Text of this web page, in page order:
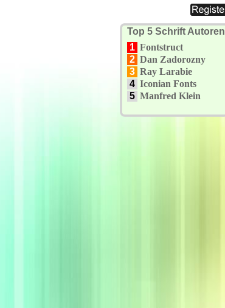
Top 5 Schrift Autoren
1 Fontstruct
2 Dan Zadorozny
3 Ray Larabie
4 Iconian Fonts
5 Manfred Klein